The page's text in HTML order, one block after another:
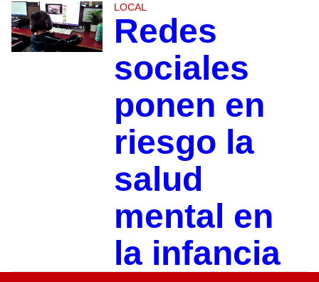
LOCAL
Redes
sociales
ponen en
riesgo la
salud
mental en
la infancia